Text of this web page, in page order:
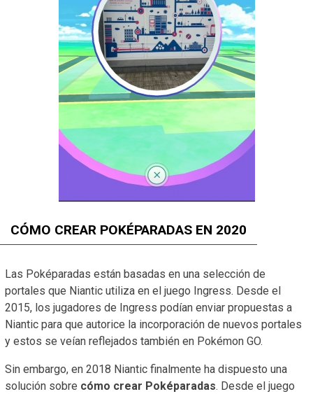
CÓMO CREAR POKÉPARADAS EN 2020
Las Poképaradas están basadas en una selección de
portales que Niantic utiliza en el juego Ingress. Desde el
2015, los jugadores de Ingress podían enviar propuestas a
Niantic para que autorice la incorporación de nuevos portales
y estos se veían reflejados también en Pokémon GO.
Sin embargo, en 2018 Niantic finalmente ha dispuesto una
solución sobre cómo crear Poképaradas. Desde el juego